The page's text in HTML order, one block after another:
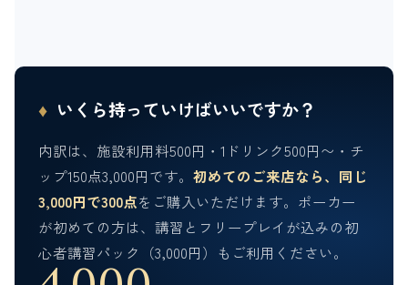
♦ いくら持っていけばいいですか？
内訳は、施設利用料500円・1ドリンク500円〜・チ
ップ150点3,000円です。 初めてのご来店なら、同じ
3,000円で300点をご購入いただけます。ポーカー
が初めての方は、講習とフリープレイが込みの初
心者講習パック（3,000円）もご利用ください。